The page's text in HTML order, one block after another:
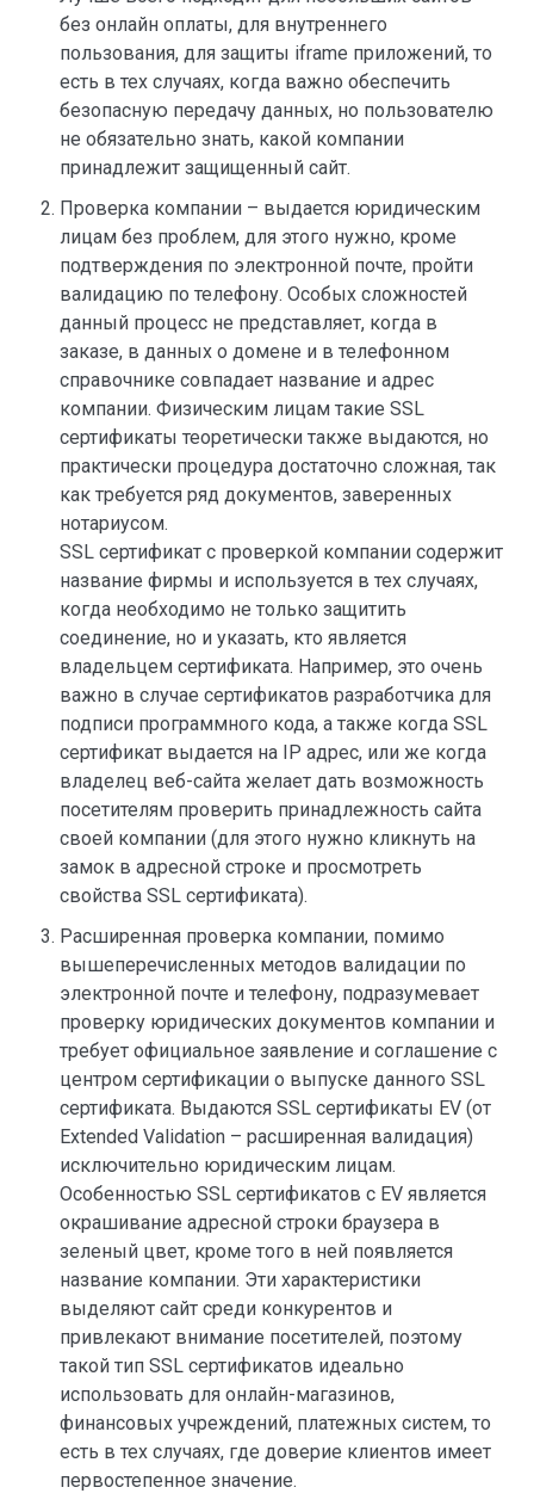
без онлайн оплаты, для внутреннего
пользования, для защиты iframe приложений, то
есть в тех случаях, когда важно обеспечить
безопасную передачу данных, но пользователю
не обязательно знать, какой компании
принадлежит защищенный сайт.
Проверка компании – выдается юридическим
лицам без проблем, для этого нужно, кроме
подтверждения по электронной почте, пройти
валидацию по телефону. Особых сложностей
данный процесс не представляет, когда в
заказе, в данных о домене и в телефонном
справочнике совпадает название и адрес
компании. Физическим лицам такие SSL
сертификаты теоретически также выдаются, но
практически процедура достаточно сложная, так
как требуется ряд документов, заверенных
нотариусом.
SSL сертификат с проверкой компании содержит
название фирмы и используется в тех случаях,
когда необходимо не только защитить
соединение, но и указать, кто является
владельцем сертификата. Например, это очень
важно в случае сертификатов разработчика для
подписи программного кода, а также когда SSL
сертификат выдается на IP адрес, или же когда
владелец веб-сайта желает дать возможность
посетителям проверить принадлежность сайта
своей компании (для этого нужно кликнуть на
замок в адресной строке и просмотреть
свойства SSL сертификата).
Расширенная проверка компании, помимо
вышеперечисленных методов валидации по
электронной почте и телефону, подразумевает
проверку юридических документов компании и
требует официальное заявление и соглашение с
центром сертификации о выпуске данного SSL
сертификата. Выдаются SSL сертификаты EV (от
Extended Validation – расширенная валидация)
исключительно юридическим лицам.
Особенностью SSL сертификатов с EV является
окрашивание адресной строки браузера в
зеленый цвет, кроме того в ней появляется
название компании. Эти характеристики
выделяют сайт среди конкурентов и
привлекают внимание посетителей, поэтому
такой тип SSL сертификатов идеально
использовать для онлайн-магазинов,
финансовых учреждений, платежных систем, то
есть в тех случаях, где доверие клиентов имеет
первостепенное значение.